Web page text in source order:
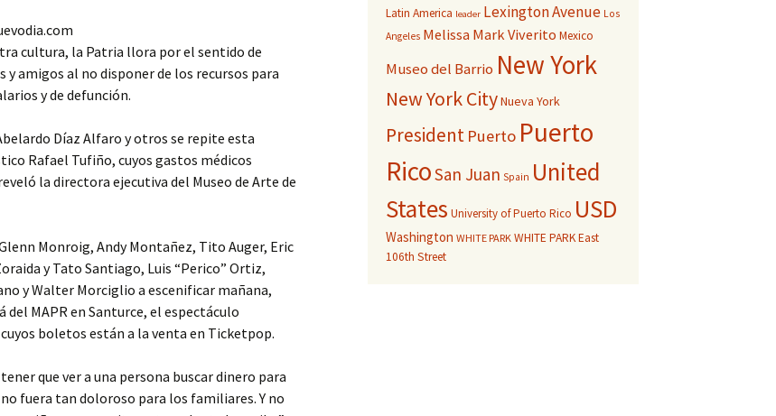
cultura, la Patria llora por el sentido de
amigos al no disponer de los recursos para
y de defunción.
Díaz Alfaro y otros se repite esta
Rafael Tufiño, cuyos gastos médicos
la directora ejecutiva del Museo de Arte de
Monroig, Andy Montañez, Tito Auger, Eric
y Tato Santiago, Luis “Perico” Ortiz,
y Walter Morciglio a escenificar mañana,
del MAPR en Santurce, el espectáculo
boletos están a la venta en Ticketpop.
que ver a una persona buscar dinero para
fuera tan doloroso para los familiares. Y no
Latin America leader Lexington Avenue Los
Angeles Melissa Mark Viverito Mexico
Museo del Barrio New York
New York CityNueva York
President Puerto Puerto
RicoSan Juan Spain United
States University of Puerto Rico USD
Washington WHITE PARK WHITE PARK East
106th Street